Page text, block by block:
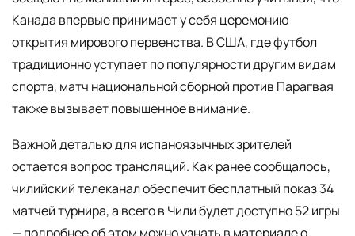
Канада впервые принимает у себя церемонию
открытия мирового первенства. В США, где футбол
традиционно уступает по популярности другим видам
спорта, матч национальной сборной против Парагвая
также вызывает повышенное внимание.
Важной деталью для испаноязычных зрителей
остается вопрос трансляций. Как ранее сообщалось,
чилийский телеканал обеспечит бесплатный показ 34
матчей турнира, а всего в Чили будет доступно 52 игры